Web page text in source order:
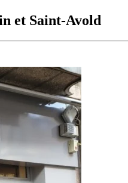
et Saint-Avold